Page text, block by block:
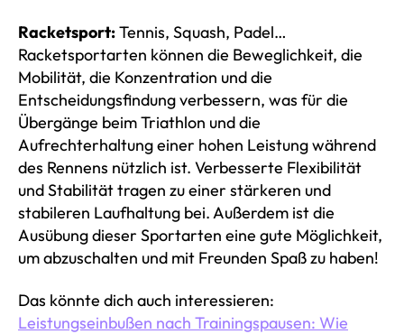
Racketsport:Tennis, Squash, Padel…
Racketsportarten können die Beweglichkeit, die
Mobilität, die Konzentration und die
Entscheidungsfindung verbessern, was für die
Übergänge beim Triathlon und die
Aufrechterhaltung einer hohen Leistung während
des Rennens nützlich ist. Verbesserte Flexibilität
und Stabilität tragen zu einer stärkeren und
stabileren Laufhaltung bei. Außerdem ist die
Ausübung dieser Sportarten eine gute Möglichkeit,
um abzuschalten und mit Freunden Spaß zu haben!
Das könnte dich auch interessieren:
Leistungseinbußen nach Trainingspausen: Wie